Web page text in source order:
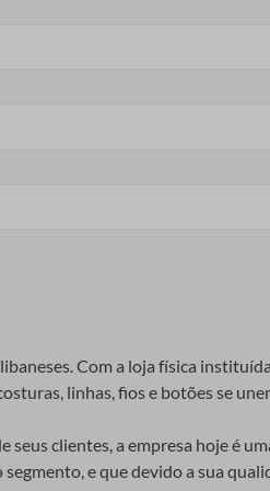
O tecido é então cortado
joias. É valorizado por seu
Com a loja física
linhas, fios e botões se
clientes, a empresa hoje é
e que devido a sua